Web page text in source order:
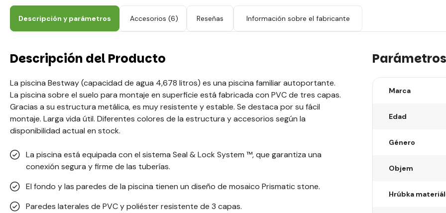
Descripción y parámetros Accesorios (6) Reseñas Información sobre el fabricante
Descripción del Producto
La piscina Bestway (capacidad de agua 4,678 litros) es una piscina familiar autoportante.
La piscina sobre el suelo para montaje en superficie está fabricada con PVC de tres capas.
Gracias a su estructura metálica, es muy resistente y estable. Se destaca por su fácil
montaje. Larga vida útil. Diferentes colores de la estructura y accesorios según la
disponibilidad actual en stock.
La piscina está equipada con el sistema Seal & Lock System ™, que garantiza una
conexión segura y firme de las tuberías.
El fondo y las paredes de la piscina tienen un diseño de mosaico Prismatic stone.
Paredes laterales de PVC y poliéster resistente de 3 capas.
Parámetros
Marca
Edad
Género
Objem
Hrúbka